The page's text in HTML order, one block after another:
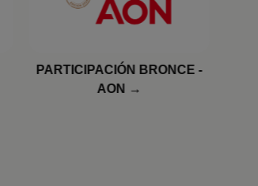
PARTICIPACIÓN BRONCE -
HIBERUS